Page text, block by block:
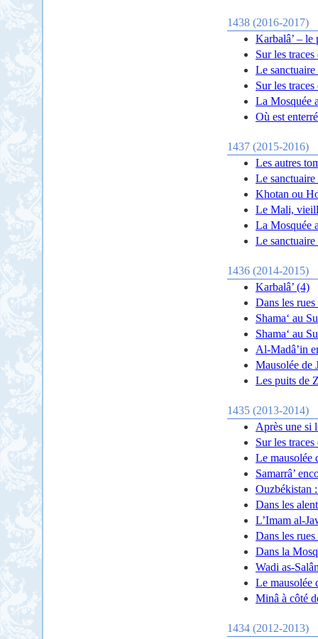
1438 (2016-2017)
Karbalâ’ – le
Sur les
Le
Sur les
La Mosquée
Où est
1437 (2015-2016)
Les autres
Le
Khotan ou
Le Mali,
La Mosquée
Le
1436 (2014-2015)
Karbalâ’ (4)
Dans les
Shama‘ au
Shama‘ au
Al-Madâ’in
Mausolée de
Les puits de
1435 (2013-2014)
Après une si
Sur les
Le mausolée
Samarrâ’
Ouzbékistan
Dans les
L’Imam al-
Dans les
Dans la
Wadi as-
Le mausolée
Minâ à côté
1434 (2012-2013)